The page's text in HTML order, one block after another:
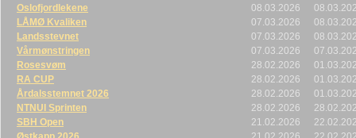
Oslofjordlekene
08.03.2026
LÅMØ Kvaliken
07.03.2026
Landsstevnet
07.03.2026
Vårmønstringen
07.03.2026
Rosesvøm
28.02.2026
RA CUP
28.02.2026
Årdalsstemnet 2026
28.02.2026
NTNUI Sprinten
28.02.2026
SBH Open
21.02.2026